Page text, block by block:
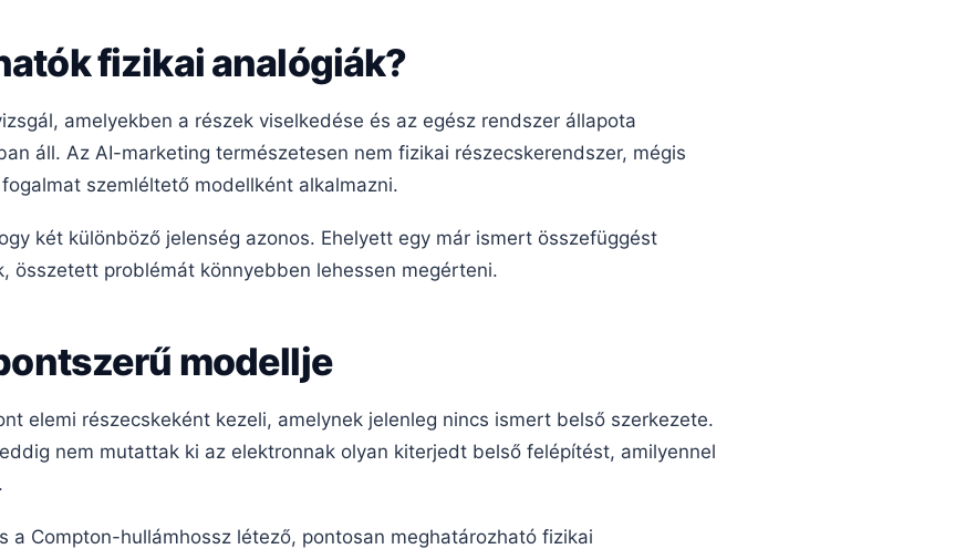
fizikai analógiák?
amelyekben a részek viselkedése és az egész rendszer állapota
áll. Az AI-marketing természetesen nem fizikai részecskerendszer, mégis
szemléltető modellként alkalmazni.
két különböző jelenség azonos. Ehelyett egy már ismert összefüggést
összetett problémát könnyebben lehessen megérteni.
modellje
elemi részecskeként kezeli, amelynek jelenleg nincs ismert belső szerkezete.
nem mutattak ki az elektronnak olyan kiterjedt belső felépítést, amilyennel
a Compton-hullámhossz létező, pontosan meghatározható fizikai